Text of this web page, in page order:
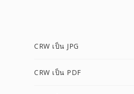
CRW เป็น JPG
CRW เป็น PDF